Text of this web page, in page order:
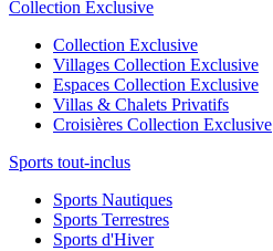
Collection Exclusive
Collection Exclusive
Villages Collection Exclusive
Espaces Collection Exclusive
Villas & Chalets Privatifs
Croisières Collection Exclusive
Sports tout-inclus
Sports Nautiques
Sports Terrestres
Sports d'Hiver